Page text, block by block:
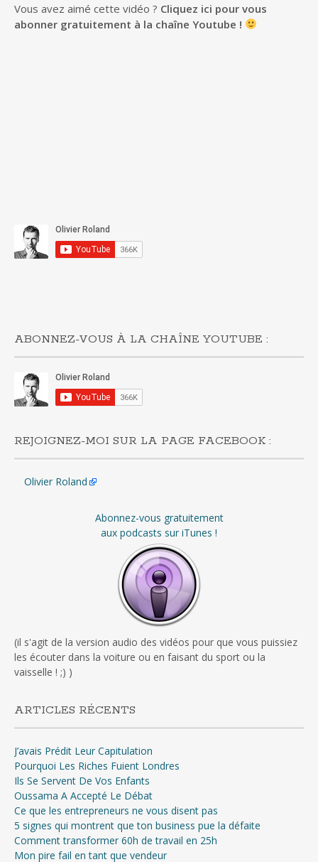
Vous avez aimé cette vidéo ? Cliquez ici pour vous
abonner gratuitement à la chaîne Youtube !
ABONNEZ-VOUS À LA CHAÎNE YOUTUBE :
REJOIGNEZ-MOI SUR LA PAGE FACEBOOK :
Olivier Roland
Abonnez-vous gratuitement
aux podcasts sur iTunes !
(il s'agit de la version audio des vidéos pour que vous puissiez
les écouter dans la voiture ou en faisant du sport ou la
vaisselle ! ;) )
ARTICLES RÉCENTS
J’avais Prédit Leur Capitulation
Pourquoi Les Riches Fuient Londres
Ils Se Servent De Vos Enfants
Oussama A Accepté Le Débat
Ce que les entrepreneurs ne vous disent pas
5 signes qui montrent que ton business pue la défaite
Comment transformer 60h de travail en 25h
Mon pire fail en tant que vendeur